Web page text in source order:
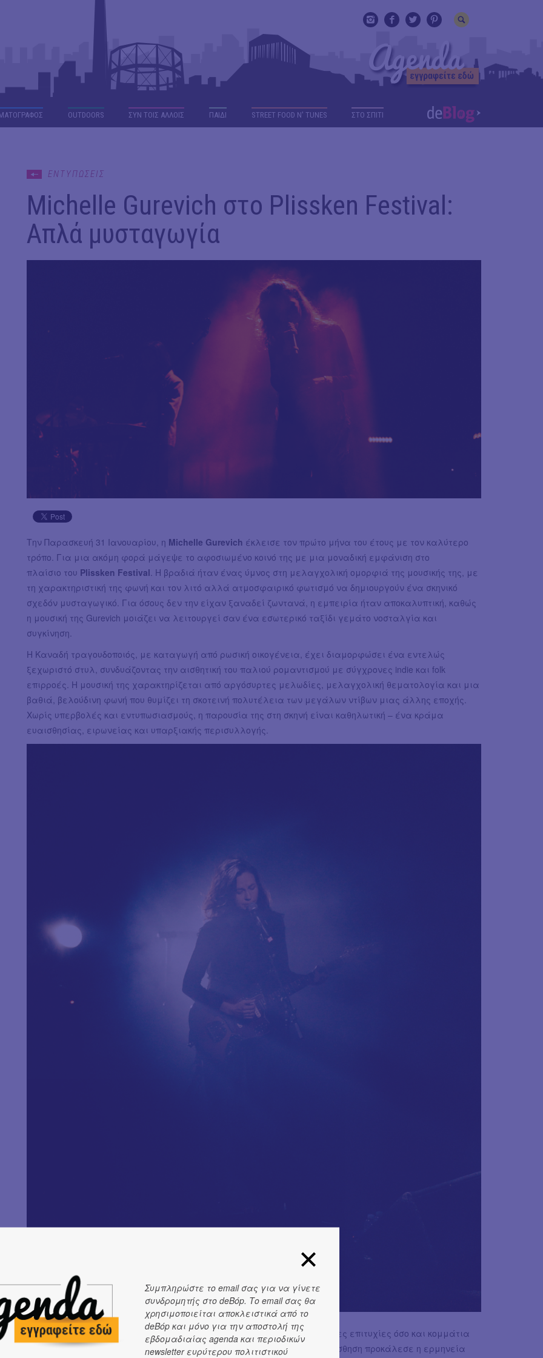
OUTDΟORS ΣΥΝ ΤΟΙΣ ΑΛΛΟΙΣ ΠΑΙΔΙ STREET FOOD N' TUNES ΣΤΟ ΣΠΙΤΙ
ΕΝΤΥΠΩΣΕΙΣ
Michelle Gurevich στο Plissken Festival:
Απλά μυσταγωγία
Την Παρασκευή 31 Ιανουαρίου, η Michelle Gurevich έκλεισε τον πρώτο μήνα του έτους με τον καλύτερο
τρόπο. Για μια ακόμη φορά μάγεψε το αφοσιωμένο κοινό της με μια μοναδική εμφάνιση στο
πλαίσιο του Plissken Festival . Η βραδιά ήταν ένας ύμνος στη μελαγχολική ομορφιά της μουσικής της, με
τη χαρακτηριστική της φωνή και τον λιτό αλλά ατμοσφαιρικό φωτισμό να δημιουργούν ένα σκηνικό
σχεδόν μυσταγωγικό. Για όσους δεν την είχαν ξαναδεί ζωντανά, η εμπειρία ήταν αποκαλυπτική, καθώς
η μουσική της Gurevich μοιάζει να λειτουργεί σαν ένα εσωτερικό ταξίδι γεμάτο νοσταλγία και
συγκίνηση.
Η Καναδή τραγουδοποιός, με καταγωγή από ρωσική οικογένεια, έχει διαμορφώσει ένα εντελώς
ξεχωριστό στυλ, συνδυάζοντας την αισθητική του παλιού ρομαντισμού με σύγχρονες indie και folk
επιρροές. Η μουσική της χαρακτηρίζεται από αργόσυρτες μελωδίες, μελαγχολική θεματολογία και μια
βαθιά, βελούδινη φωνή που θυμίζει τη σκοτεινή πολυτέλεια των μεγάλων ντίβων μιας άλλης εποχής.
Χωρίς υπερβολές και εντυπωσιασμούς, η παρουσία της στη σκηνή είναι καθηλωτική – ένα κράμα
ευαισθησίας, ειρωνείας και υπαρξιακής περισυλλογής.
Κατά τη διάρκεια της συναυλίας, η Gurevich παρουσίασε τόσο παλιότερες επιτυχίες όσο και κομμάτια
από το πιο πρόσφατο άλμπουμ της, It was the Moment (2024). Ιδιαίτερη αίσθηση προκάλεσε η ερμηνεία
Συμπληρώστε το email σας για να γίνετε
συνδρομητής στο deBόp. Το email σας θα
χρησιμοποιείται αποκλειστικά από το
deBόp και μόνο για την αποστολή της
εβδομαδιαίας agenda και περιοδικών
newsletter ευρύτερου πολιτιστικού